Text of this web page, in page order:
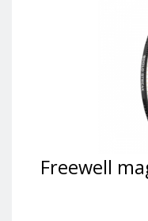
Freewell